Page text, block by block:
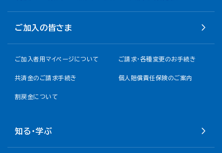
ご加入の皆さま
ご加入者用マイページについて ご請求・各種変更のお手続き
共済金のご請求手続き 個人賠償責任保険のご案内
割戻金について​
知る・学ぶ